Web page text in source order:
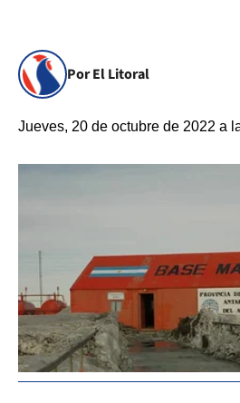
Por El Litoral
Jueves, 20 de octubre de 2022 a